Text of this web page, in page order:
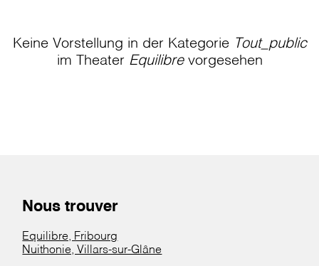
Keine Vorstellung in der Kategorie Tout_public
im Theater Equilibrevorgesehen
Nous trouver
Equilibre, Fribourg
Nuithonie, Villars-sur-Glâne